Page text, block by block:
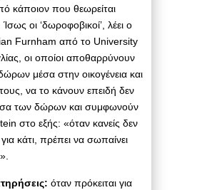
κάποιον που θεωρείται
οι ‘δωροφοβικοί’, λέει ο
Furnham από το University
οι οποίοι αποθαρρύνουν
μέσα στην οικογένεια και
να το κάνουν επειδή δεν
των δώρων και συμφωνούν
στο εξής: «όταν κανείς δεν
για κάτι, πρέπει να σωπαίνει
όταν πρόκειται για